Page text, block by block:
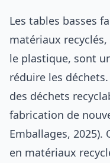
Les tables basses
matériaux
le plastique, sont
réduire les
des déchets
fabrication de
Emballages,
en matériaux